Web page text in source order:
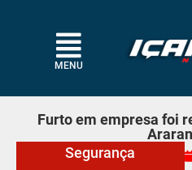
MENU
Furto em empresa foi
Segurança